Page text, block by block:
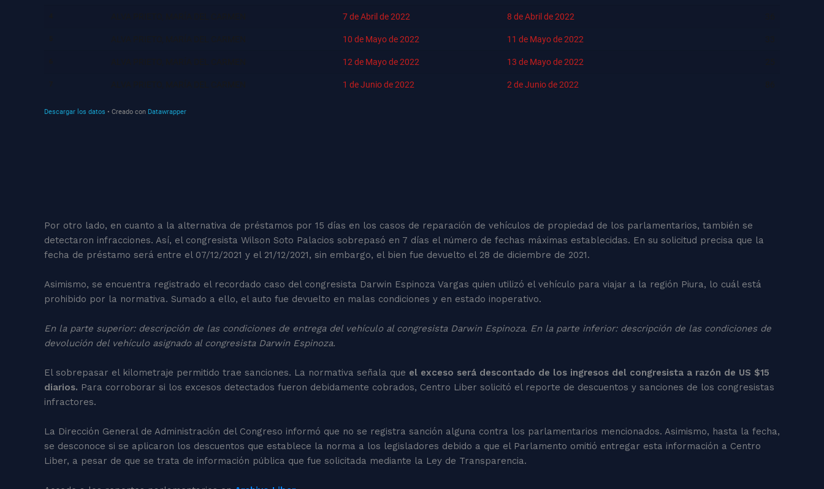
Por otro lado, en cuanto a la alternativa de préstamos por 15 días en los casos de reparación de vehículos de propiedad de los parlamentarios, también se
detectaron infracciones. Así, el congresista Wilson Soto Palacios sobrepasó en 7 días el número de fechas máximas establecidas. En su solicitud precisa que la
fecha de préstamo será entre el 07/12/2021 y el 21/12/2021, sin embargo, el bien fue devuelto el 28 de diciembre de 2021.
Asimismo, se encuentra registrado el recordado caso del congresista Darwin Espinoza Vargas quien utilizó el vehículo para viajar a la región Piura, lo cuál está
prohibido por la normativa. Sumado a ello, el auto fue devuelto en malas condiciones y en estado inoperativo.
En la parte superior: descripción de las condiciones de entrega del vehículo al congresista Darwin Espinoza. En la parte inferior: descripción de las condiciones de
devolución del vehículo asignado al congresista Darwin Espinoza.
El sobrepasar el kilometraje permitido trae sanciones. La normativa señala que el exceso será descontado de los ingresos del congresista a razón de US $15
diarios. Para corroborar si los excesos detectados fueron debidamente cobrados, Centro Liber solicitó el reporte de descuentos y sanciones de los congresistas
infractores.
La Dirección General de Administración del Congreso informó que no se registra sanción alguna contra los parlamentarios mencionados. Asimismo, hasta la fecha,
se desconoce si se aplicaron los descuentos que establece la norma a los legisladores debido a que el Parlamento omitió entregar esta información a Centro
Liber, a pesar de que se trata de información pública que fue solicitada mediante la Ley de Transparencia.